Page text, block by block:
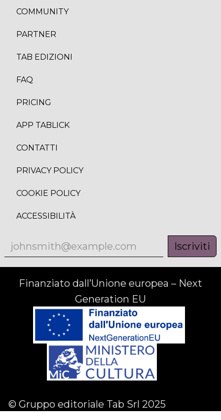
COMMUNITY
PARTNER
TAB EDIZION
FAQ
PRICING
APP TABLICK
CONTATTI
PRIVACY POLICY
COOKIE POLICY
ACCESSIBILITÀ
Iscriviti
Finanziato dall’Unione europea – Next
Generation EU
© Gruppo editoriale Tab Srl 2025